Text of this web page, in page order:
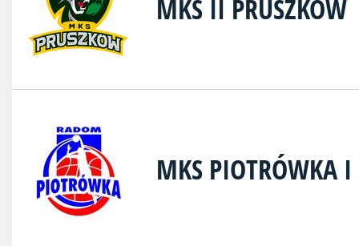
MKS II PRUSZKÓW
MKS PIOTRÓWKA